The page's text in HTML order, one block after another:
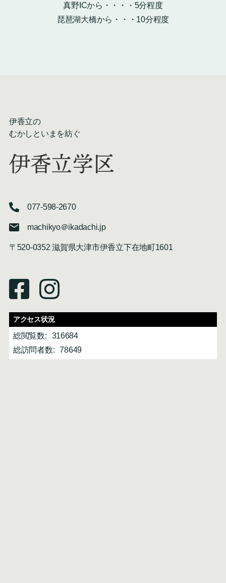
真野ICから・・・・5分程度
琵琶湖大橋から・・・10分程度
伊香立の
むかしといまを紡ぐ
伊香立学区
077-598-2670
machikyo＠ikadachi.jp
〒520-0352 滋賀県大津市伊香立下在地町1601
アクセス状況
総閲覧数:
316684
総訪問者数:
78649